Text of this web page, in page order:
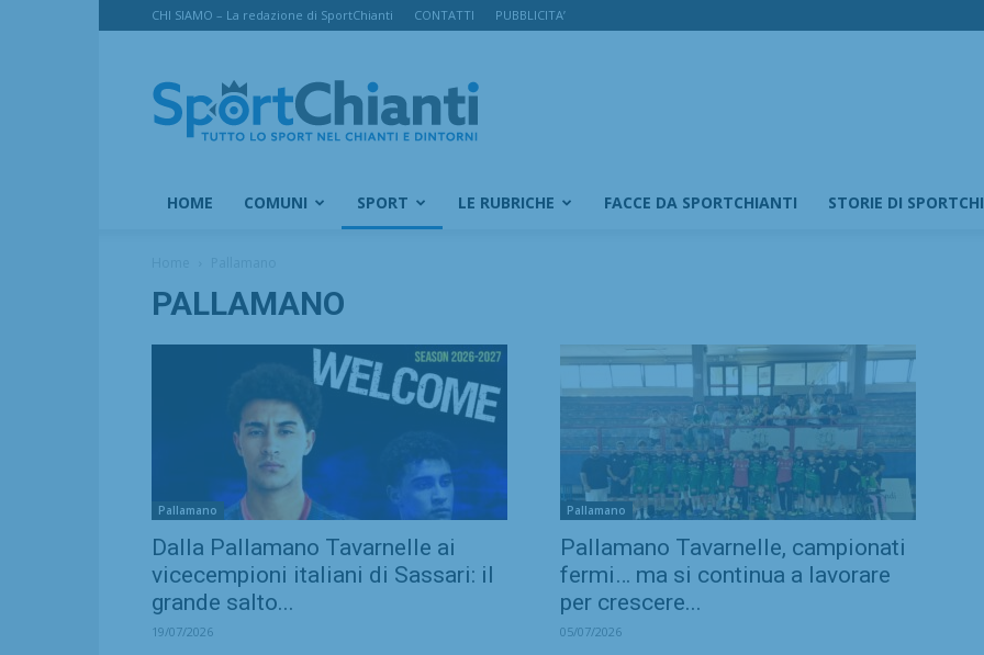
CHI SIAMO – La redazione di SportChianti CONTATTI PUBBLICITA’
SportChianti
HOME COMUNI SPORT LE RUBRICHE FACCE DA SPORTCHIANTI STORIE DI
PALLAMANO
Pallamano
Dalla Pallamano Tavarnelle ai
vicecempioni italiani di Sassari: il
grande salto...
19/07/2026
Pallamano
Pallamano Tavarnelle, campionati
fermi… ma si continua a lavorare
per crescere...
05/07/2026